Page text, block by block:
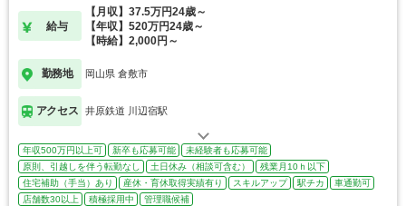
給与
【月収】37.5万円24歳～
【年収】520万円24歳～
【時給】2,000円～
勤務地 岡山県 倉敷市
アクセス 井原鉄道 川辺宿駅
年収500万円以上可 新卒も応募可能
未経験者も応募可能
原則、引越しを伴う転勤なし
土日休み（相談可含む）
残業月10ｈ以下
住宅補助（手当）あり
産休・育休取得実績有り スキルアップ 駅チカ
車通勤可
店舗数30以上
積極採用中 管理職候補